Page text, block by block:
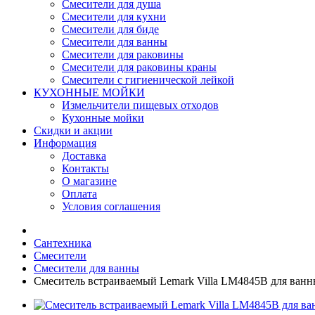
Смесители для душа
Смесители для кухни
Смесители для биде
Смесители для ванны
Смесители для раковины
Смесители для раковины краны
Смесители с гигиенической лейкой
КУХОННЫЕ МОЙКИ
Измельчители пищевых отходов
Кухонные мойки
Скидки и акции
Информация
Доставка
Контакты
О магазине
Оплата
Условия соглашения
Сантехника
Смесители
Смесители для ванны
Смеситель встраиваемый Lemark Villa LM4845B для